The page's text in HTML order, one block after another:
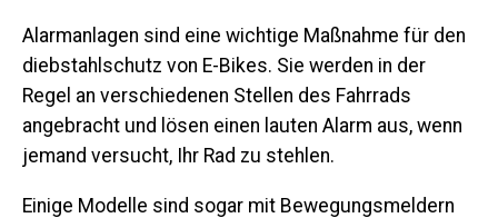
Alarmanlagen sind eine wichtige Maßnahme für den
diebstahlschutz von E-Bikes. Sie werden in der
Regel an verschiedenen Stellen des Fahrrads
angebracht und lösen einen lauten Alarm aus, wenn
jemand versucht, Ihr Rad zu stehlen.
Einige Modelle sind sogar mit Bewegungsmeldern